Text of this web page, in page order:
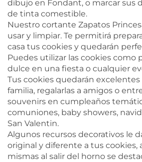
dibujo en Fondant, o marcar sus
de tinta comestible.
Nuestro cortante Zapatos
usar y limpiar. Te permitirá
casa tus cookies y quedarán
Puedes utilizar las cookies como
dulce en una fiesta o cualquier
Tus cookies quedarán
familia, regalarlas a amigos o
souvenirs en cumpleaños
comuniones, baby showers,
San Valentin.
Algunos recursos decorativos le
original y diferente a tus cookies,
mismas al salir del horno se